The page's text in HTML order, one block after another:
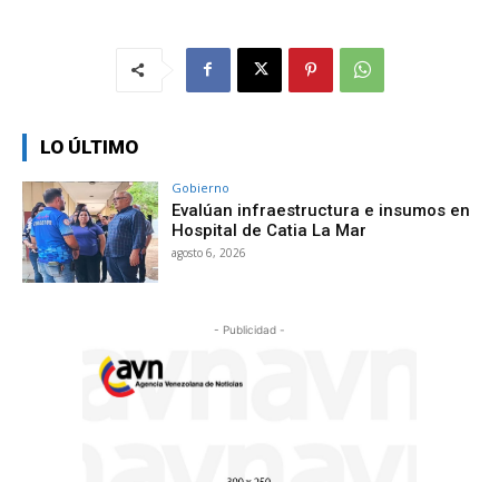
LO ÚLTIMO
Gobierno
Evalúan infraestructura e insumos en
Hospital de Catia La Mar
agosto 6, 2026
- Publicidad -